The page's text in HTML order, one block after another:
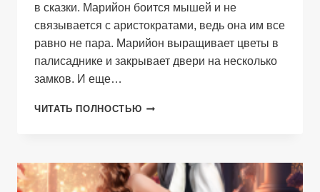
в сказки. Марийон боится мышей и не
связывается с аристократами, ведь она им все
равно не пара. Марийон выращивает цветы в
палисаднике и закрывает двери на несколько
замков. И еще…
ЧИТАТЬ ПОЛНОСТЬЮ МАРИЙОН,